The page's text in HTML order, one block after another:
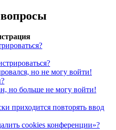
но не могу войти!
но больше не могу войти!
приходится повторять ввод
cookies конференции»?